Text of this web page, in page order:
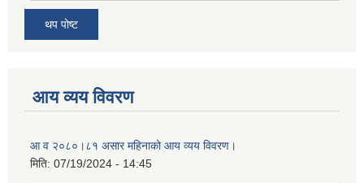
थप पोष्ट
आय व्यय विवरण
आ व २०८०।८१ असार महिनाको आय व्यय विवरण।
मिति: 07/19/2024 - 14:45